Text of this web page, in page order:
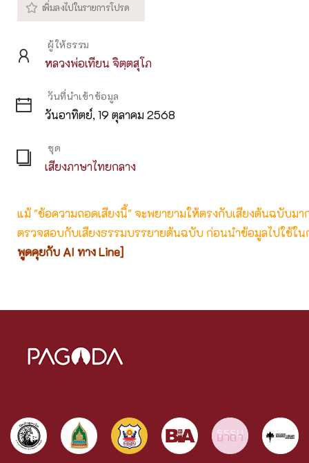
ผู้ให้ธรรม
หลวงพ่อเทียน จิตฺตสุโภ
วันที่นำเข้าข้อมูล
วันอาทิตย์, 19 ตุลาคม 2568
ชุด
เสียงภาษาไทยกลาง
แม้ "ข้อความถอดเสียงนี้" จะพยายามให้ตรงกับเสียงต้นฉบับม
ตรวจสอบกับเสียงธรรมบรรยายต้นฉบับ ก่อนนำข้อมูลไปใช้ใน
พูดคุยกับ AI ทาง Line]